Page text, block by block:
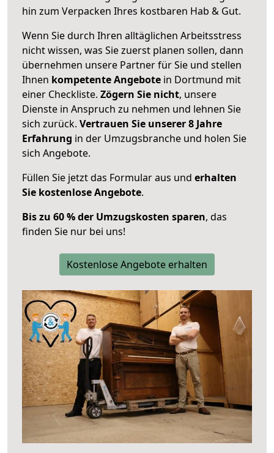
hin zum Verpacken Ihres kostbaren Hab & Gut.
Wenn Sie durch Ihren alltäglichen Arbeitsstress
nicht wissen, was Sie zuerst planen sollen, dann
übernehmen unsere Partner für Sie und stellen
Ihnen kompetente Angebote in Dortmund mit
einer Checkliste. Zögern Sie nicht, unsere
Dienste in Anspruch zu nehmen und lehnen Sie
sich zurück. Vertrauen Sie unserer 8 Jahre
Erfahrung in der Umzugsbranche und holen Sie
sich Angebote.
Füllen Sie jetzt das Formular aus und erhalten
Sie kostenlose Angebote.
Bis zu 60 % der Umzugskosten sparen, das
finden Sie nur bei uns!
Kostenlose Angebote erhalten